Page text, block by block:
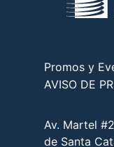
Promos y
AVISO DE
Av. Martel
de Santa